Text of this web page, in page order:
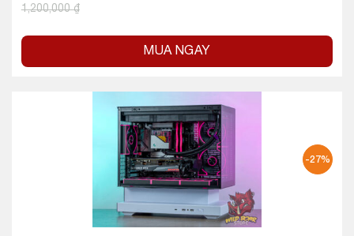
1,200,000₫
MUA NGAY
-27%